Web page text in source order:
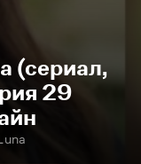
(сериал,
29